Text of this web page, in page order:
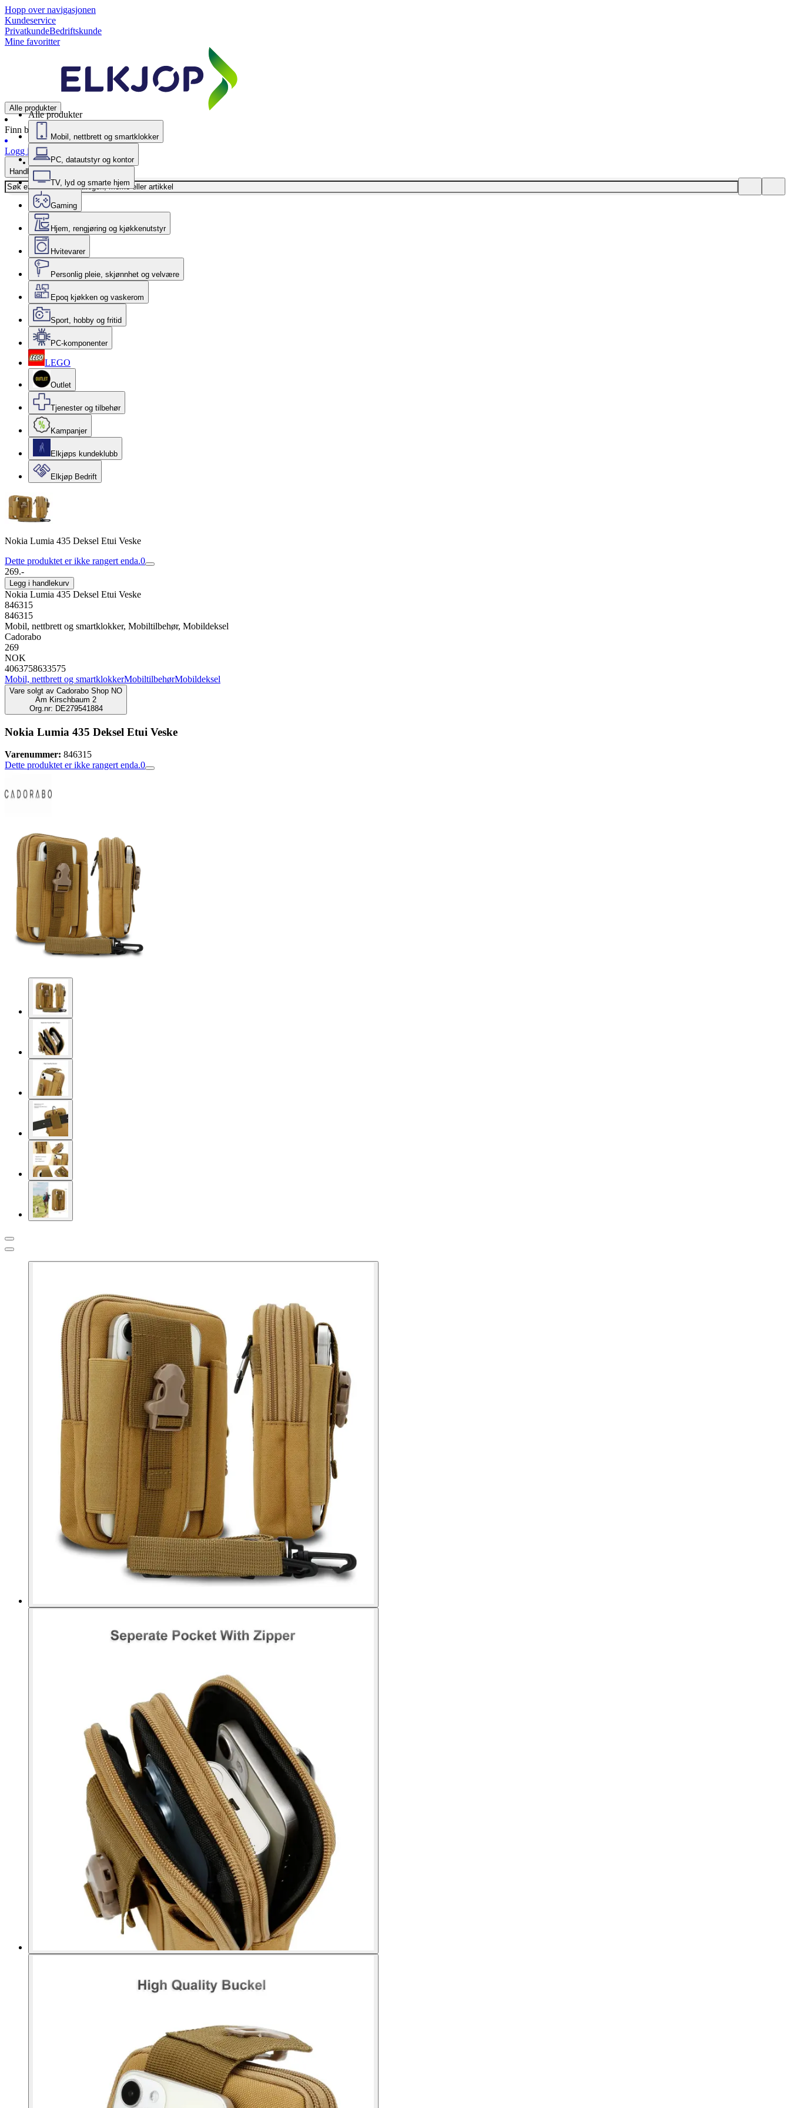
Hopp over navigasjonen
Kundeservice
PrivatkundeBedriftskunde
Mine favoritter
Alle produkter
Finn butikk
Logg inn
Handlekurv
Alle produkter
Mobil, nettbrett og smartklokker
PC, datautstyr og kontor
TV, lyd og smarte hjem
Gaming
Hjem, rengjøring og kjøkkenutstyr
Hvitevarer
Personlig pleie, skjønnhet og velvære
Epoq kjøkken og vaskerom
Sport, hobby og fritid
PC-komponenter
LEGO
Outlet
Tjenester og tilbehør
Kampanjer
Elkjøps kundeklubb
Elkjøp Bedrift
Nokia Lumia 435 Deksel Etui Veske
Dette produktet er ikke rangert enda.0
269.-
Legg i handlekurv
Nokia Lumia 435 Deksel Etui Veske
846315
846315
Mobil, nettbrett og smartklokker, Mobiltilbehør, Mobildeksel
Cadorabo
269
NOK
4063758633575
Mobil, nettbrett og smartklokkerMobiltilbehørMobildeksel
Vare solgt av Cadorabo Shop NO
Am Kirschbaum 2
Org.nr: DE279541884
Nokia Lumia 435 Deksel Etui Veske
Varenummer: 846315
Dette produktet er ikke rangert enda.0